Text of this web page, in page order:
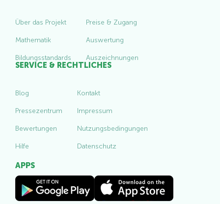
Über das Projekt
Mathematik
Bildungsstandards
Preise & Zugang
Auswertung
Auszeichnungen
SERVICE & RECHTLICHES
Blog
Pressezentrum
Bewertungen
Hilfe
Kontakt
Impressum
Nutzungsbedingungen
Datenschutz
APPS